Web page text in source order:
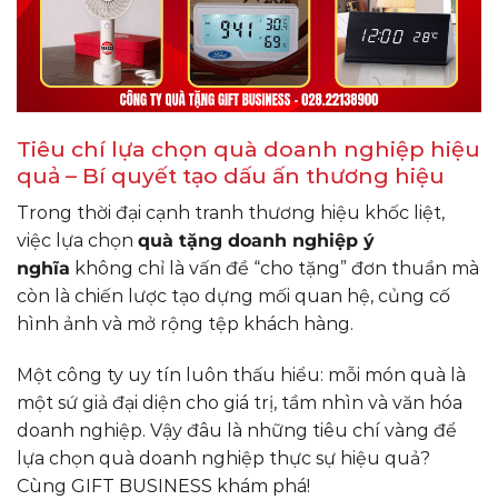
Tiêu chí lựa chọn quà doanh nghiệp hiệu
quả – Bí quyết tạo dấu ấn thương hiệu
Trong thời đại cạnh tranh thương hiệu khốc liệt,
việc lựa chọn quà tặng doanh nghiệp ý
nghĩa không chỉ là vấn đề “cho tặng” đơn thuần mà
còn là chiến lược tạo dựng mối quan hệ, củng cố
hình ảnh và mở rộng tệp khách hàng.
Một công ty uy tín luôn thấu hiểu: mỗi món quà là
một sứ giả đại diện cho giá trị, tầm nhìn và văn hóa
doanh nghiệp. Vậy đâu là những tiêu chí vàng để
lựa chọn quà doanh nghiệp thực sự hiệu quả?
Cùng GIFT BUSINESS khám phá!